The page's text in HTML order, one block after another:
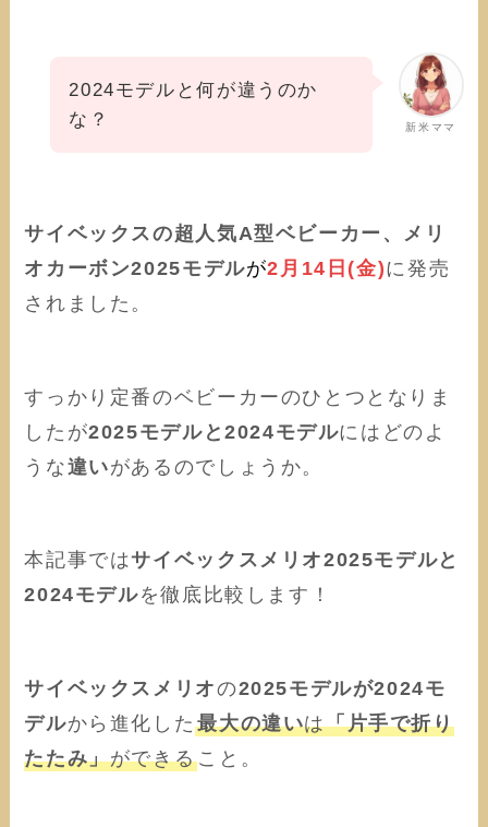
新米ママ
2024モデルと何が違うのか
な？
サイベックスの超人気A型ベビーカー、メリ
オカーボン2025モデルが2月14日(金)に発売
されました。
すっかり定番のベビーカーのひとつとなりま
したが2025モデルと2024モデルにはどのよ
うな違いがあるのでしょうか。
本記事ではサイベックスメリオ2025モデルと
2024モデルを徹底比較します！
サイベックスメリオの2025モデルが2024モ
デルから進化した最大の違いは「片手で折り
たたみ」ができること。